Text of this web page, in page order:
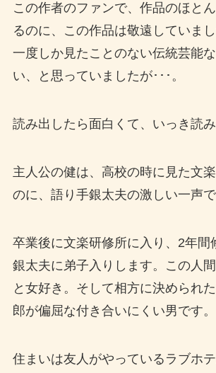
この作者のファンで、作品のほと
るのに、この作品は敬遠していま
一度しか見たことのない伝統芸能
い、と思っていましたが･･･。
読み出したら面白くて、いっき読み
主人公の健は、高校の時に見た文
のに、語り手銀太夫の激しい一声で
卒業後に文楽研修所に入り、2年間
銀太夫に弟子入りします。この人
と女好き。そして相方に決められ
郎が偏屈な付き合いにくい男です。
住まいは友人がやっているラブホ